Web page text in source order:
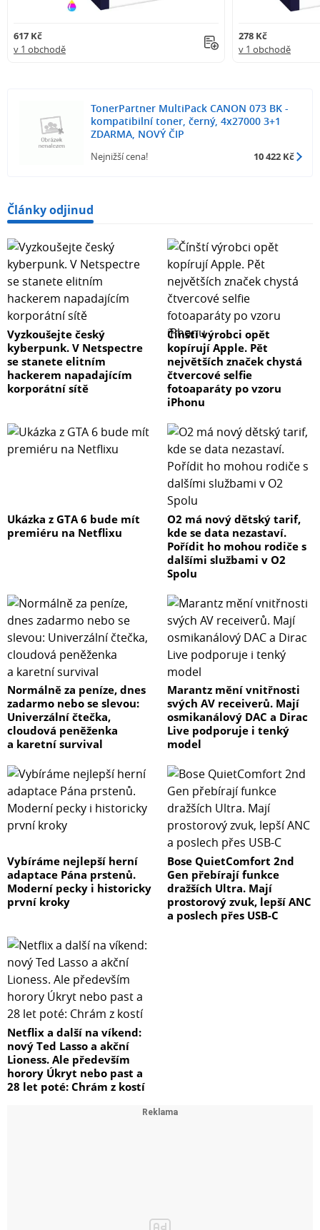
617 Kč
v 1 obchodě
278 Kč
v 1 obchodě
TonerPartner MultiPack CANON 073 BK -
kompatibilní toner, černý, 4x27000 3+1
ZDARMA, NOVÝ ČIP
Nejnižší cena! 10 422 Kč
Články odjinud
Vyzkoušejte český
kyberpunk. V Netspectre
se stanete elitním
hackerem napadajícím
korporátní sítě
Čínští výrobci opět
kopírují Apple. Pět
největších značek chystá
čtvercové selfie
fotoaparáty po vzoru
iPhonu
Ukázka z GTA 6 bude mít
premiéru na Netflixu
O2 má nový dětský tarif,
kde se data nezastaví.
Pořídit ho mohou rodiče s
dalšími službami v O2
Spolu
Normálně za peníze, dnes
zadarmo nebo se slevou:
Univerzální čtečka,
cloudová peněženka
a karetní survival
Marantz mění vnitřnosti
svých AV receiverů. Mají
osmikanálový DAC a Dirac
Live podporuje i tenký
model
Vybíráme nejlepší herní
adaptace Pána prstenů.
Moderní pecky i historicky
první kroky
Bose QuietComfort 2nd
Gen přebírají funkce
dražších Ultra. Mají
prostorový zvuk, lepší ANC
a poslech přes USB-C
Netflix a další na víkend:
nový Ted Lasso a akční
Lioness. Ale především
horory Úkryt nebo past a
28 let poté: Chrám z kostí